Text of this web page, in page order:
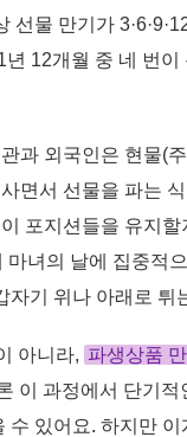
물 만기가
12개월 중 네 번이
과 외국인은 현물(
면서 선물을 파는
포지션들을 유지
녀의 날에 집중적
기 위나 아래로 튀
아니라, 파생상품
이 과정에서 단기적
있어요. 하지만 이